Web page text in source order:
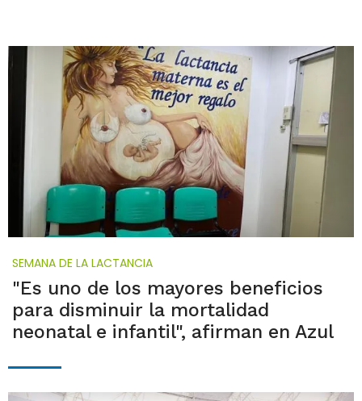
SEMANA DE LA LACTANCIA
"Es uno de los mayores beneficios
para disminuir la mortalidad
neonatal e infantil", afirman en Azul